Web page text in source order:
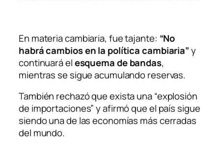
En materia cambiaria, fue tajante: “No
habrá cambios en la política cambiaria”y
continuará elesquema de bandas,
mientras se sigue acumulando reservas.
También rechazó que exista una “explosión
de importaciones” y afirmó que el país sigue
siendo una de las economías más cerradas
del mundo.